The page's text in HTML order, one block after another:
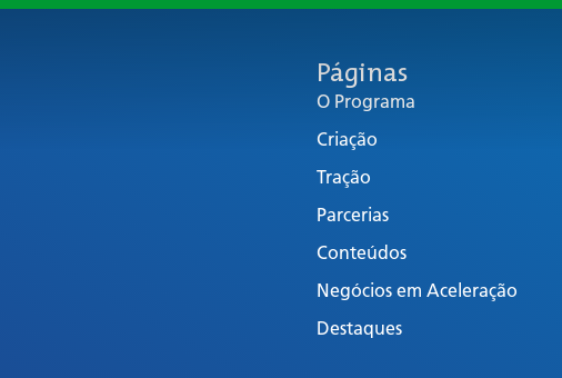
Páginas
O Programa
Criação
Tração
Parcerias
Conteúdos
Negócios em Aceleração
Destaques